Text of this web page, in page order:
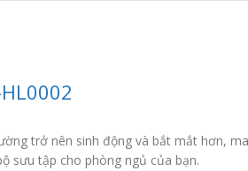
trở nên sinh động và bắt mắt hơn,
sưu tập cho phòng ngủ của bạn.